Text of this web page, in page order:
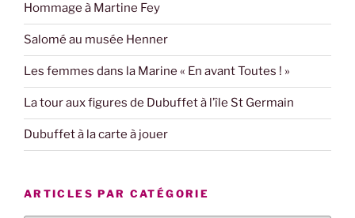
Hommage à Martine Fey
Salomé au musée Henner
Les femmes dans la Marine « En avant Toutes ! »
La tour aux figures de Dubuffet à l’île St Germain
Dubuffet à la carte à jouer
ARTICLES PAR CATÉGORIE